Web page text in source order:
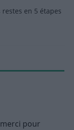
en 5 étapes
merci pour